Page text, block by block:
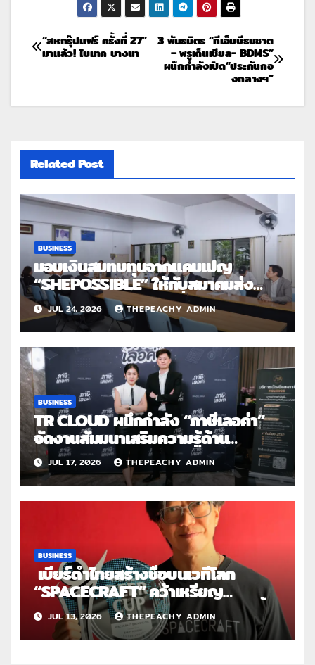
3 พันธมิตร “ทีเอ็มบีธนชาต
– พรูเด็นเชียล- BDMS”
ผนึกกำลังเปิด“ประกันกอ
งกลางฯ”
“สหกรุ๊ปแฟร์ ครั้งที่ 27”
มาแล้ว! ไบเทค บางนา
Related Post
BUSINESS
มอบเงินสมทบทุนจากแคมเปญ
“SHEPOSSIBLE” ให้กับสมาคมส่ง
เสริมสถานภาพสตรีฯ เนื่องในวันสตรี
สากล 2569
JUL 24, 2026 THEPEACHY ADMIN
BUSINESS
TR CLOUD ผนึกกำลัง “ภาษีเลอค่า”
จัดงานสัมมนาเสริมความรู้ด้าน
บัญชี และภาษีสำหรับครีเอเตอร์ไทยใน
ยุคดิจิทัล
JUL 17, 2026 THEPEACHY ADMIN
BUSINESS
เบียร์ดำไทยสร้างชื่อบนเวทีโลก
“SPACECRAFT” คว้าเหรียญ
เงิน World Beer Cup 2026 ตอกย้ำ
ศักยภาพผู้ผลิตคราฟต์ไทยในระดับ
สากล
JUL 13, 2026 THEPEACHY ADMIN